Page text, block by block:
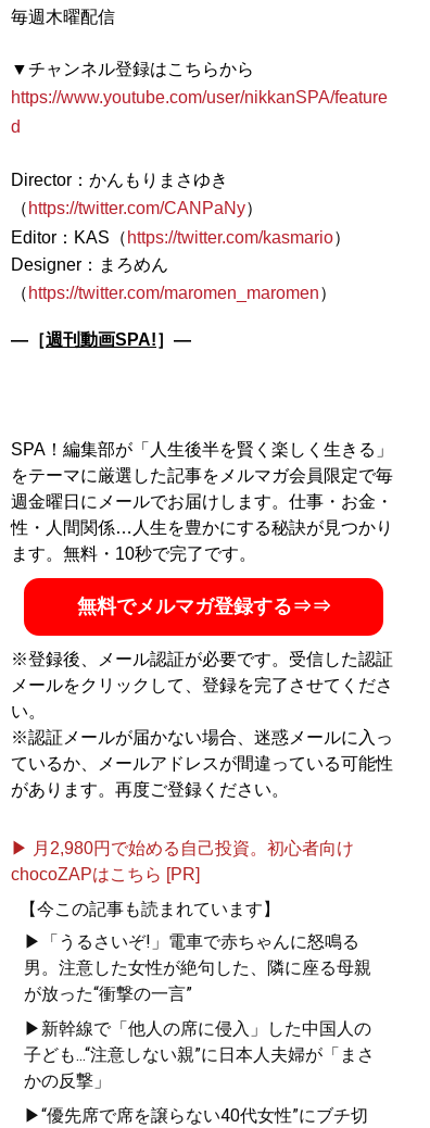
毎週木曜配信
https://www.youtube.com/user/nikkanSPA/feature
d
Director：かんもりまさゆき
（ https://twitter.com/CANPaNy）
Editor：KAS（ https://twitter.com/kasmario）
Designer：まろめん
（ https://twitter.com/maromen_maromen
―［週刊動画SPA!］―
SPA！編集部が「人生後半を賢く楽しく生きる」
をテーマに厳選した記事をメルマガ会員限定で毎
週金曜日にメールでお届けします。仕事・お金・
性・人間関係…人生を豊かにする秘訣が見つかり
ます。無料・10秒で完了です。
無料でメルマガ登録する⇒⇒
※登録後、メール認証が必要です。受信した認証
メールをクリックして、登録を完了させてくださ
い。
※認証メールが届かない場合、迷惑メールに入っ
ているか、メールアドレスが間違っている可能性
があります。再度ご登録ください。
▶ 月2,980円で始める自己投資。初心者向け
chocoZAPはこちら [PR]
【今この記事も読まれています】
▶「うるさいぞ!」電車で赤ちゃんに怒鳴る
男。注意した女性が絶句した、隣に座る母親
が放った“衝撃の一言”
▶新幹線で「他人の席に侵入」した中国人の
子ども...“注意しない親”に日本人夫婦が「まさ
かの反撃」
▶“優先席で席を譲らない40代女性”にブチ切